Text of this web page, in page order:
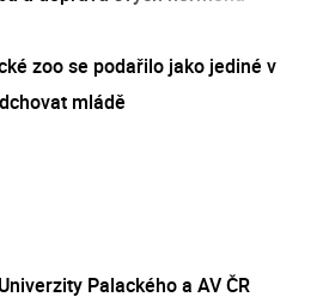
zoo se podařilo jako jediné v
mládě
Palackého a AV ČR